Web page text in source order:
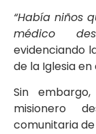
“Había niños
médico
evidenciando
de la Iglesia
Sin
misionero
comunitaria